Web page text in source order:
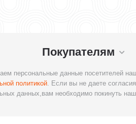
Покупателям
персональные данные посетителей
политикой. Если вы не даете
данных,вам необходимо покинуть